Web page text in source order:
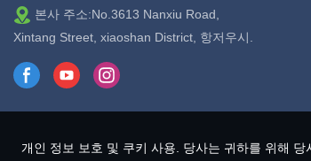
본사 주소:No.3613 Nanxiu Road,
Xintang Street, xiaoshan District, 항저우시.
개인 정보 보호 및 쿠키 사용. 당사는 귀하를 위해